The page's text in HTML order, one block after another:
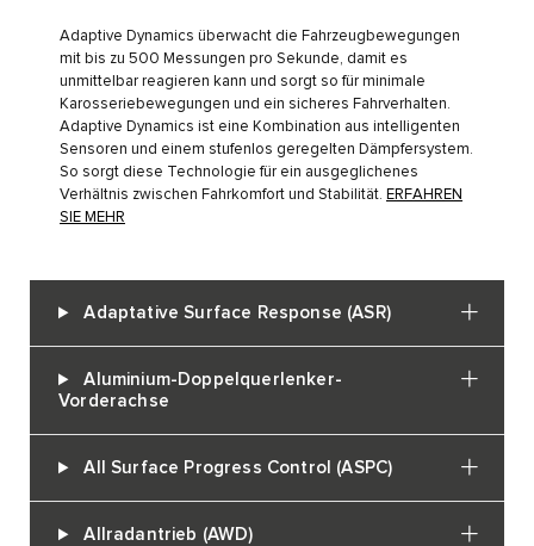
Adaptive Dynamics überwacht die Fahrzeugbewegungen
mit bis zu 500 Messungen pro Sekunde, damit es
unmittelbar reagieren kann und sorgt so für minimale
Karosseriebewegungen und ein sicheres Fahrverhalten.
Adaptive Dynamics ist eine Kombination aus intelligenten
Sensoren und einem stufenlos geregelten Dämpfersystem.
So sorgt diese Technologie für ein ausgeglichenes
Verhältnis zwischen Fahrkomfort und Stabilität. ERFAHREN
SIE MEHR
Adaptative Surface Response (ASR)
Aluminium-Doppelquerlenker-
Vorderachse
All Surface Progress Control (ASPC)
Allradantrieb (AWD)